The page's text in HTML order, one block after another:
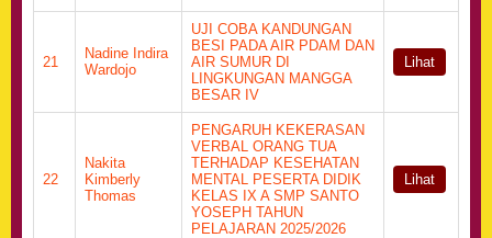
21
Nadine Indira
Wardojo
UJI COBA KANDUNGAN
BESI PADA AIR PDAM DAN
AIR SUMUR DI
LINGKUNGAN MANGGA
BESAR IV
Lihat
22
Nakita
Kimberly
Thomas
PENGARUH KEKERASAN
VERBAL ORANG TUA
TERHADAP KESEHATAN
MENTAL PESERTA DIDIK
KELAS IX A SMP SANTO
YOSEPH TAHUN
PELAJARAN 2025/2026
Lihat